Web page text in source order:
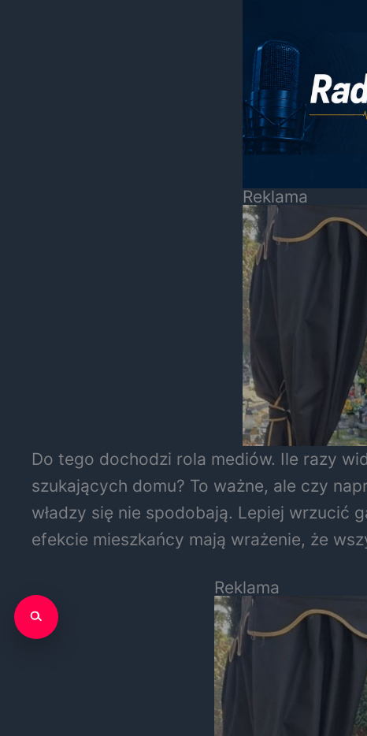
Reklama
Do tego dochodzi rola mediów. Ile razy
szukających domu? To ważne, ale czy
władzy się nie spodobają. Lepiej wrzucić
efekcie mieszkańcy mają wrażenie, że
Reklama